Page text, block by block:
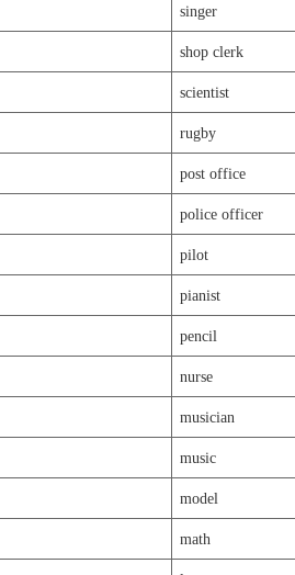
singer
shop clerk
scientist
rugby
post office
police officer
pilot
pianist
pencil
nurse
musician
music
model
math